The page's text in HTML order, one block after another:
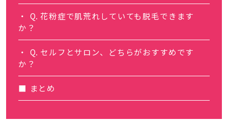
Q. 花粉症で肌荒れしていても脱毛できます
か？
Q. セルフとサロン、どちらがおすすめです
か？
まとめ